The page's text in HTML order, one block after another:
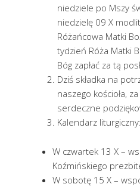
niedziele po Mszy
niedzielę 09 X
Różańcowa Matki
tydzień Róża Matki
Bóg zapłać za tą
Dziś składka na
naszego kościoła,
serdeczne
Kalendarz liturgiczny:
W czwartek 13 X –
Koźmińskiego
W sobotę 15 X –